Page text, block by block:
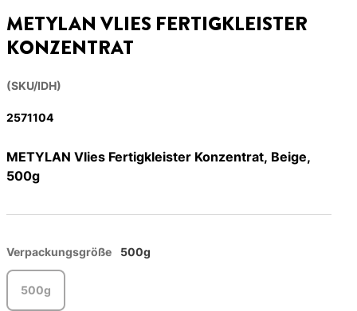
METYLAN VLIES FERTIGKLEISTER
KONZENTRAT
(SKU/IDH)
2571104
METYLAN Vlies Fertigkleister Konzentrat, Beige,
500g
Verpackungsgröße 500g
500g